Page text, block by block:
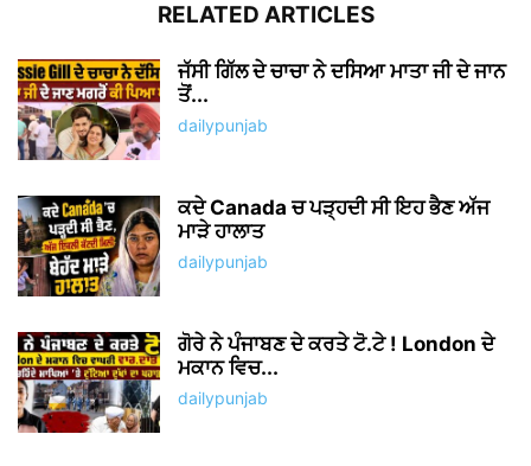
RELATED ARTICLES
ਜੱਸੀ ਗਿੱਲ ਦੇ ਚਾਚਾ ਨੇ ਦਸਿਆ ਮਾਤਾ ਜੀ ਦੇ ਜਾਨ
ਤੋਂ...
dailypunjab
ਕਦੇ Canada ਚ ਪੜ੍ਹਦੀ ਸੀ ਇਹ ਭੈਣ ਅੱਜ
ਮਾੜੇ ਹਾਲਾਤ
dailypunjab
ਗੋਰੇ ਨੇ ਪੰਜਾਬਣ ਦੇ ਕਰਤੇ ਟੋ.ਟੇ ! London ਦੇ
ਮਕਾਨ ਵਿਚ...
dailypunjab